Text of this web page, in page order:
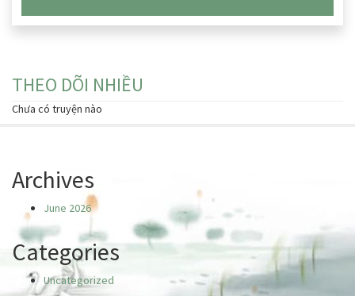
THEO DÕI NHIỀU
Chưa có truyện nào
Archives
June 2026
Categories
Uncategorized